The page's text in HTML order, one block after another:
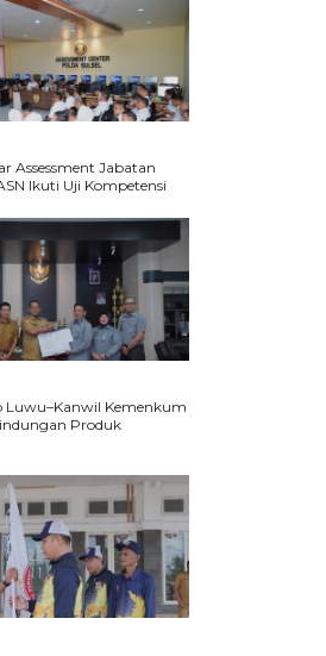
Assessment Jabatan
Ikuti Uji Kompetensi
Luwu–Kanwil Kemenkum
Produk